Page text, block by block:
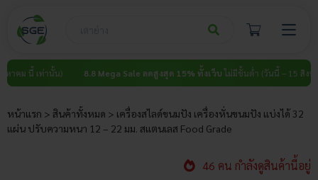
content
ท่านั้น) 8.8 Mega Sale ลดสูงสุด 15% ทั้งเว็บไม่มีขั้นต่ำ (วันนี้ – 15 สิงหาคม นี้ เท่
หน้าแรก > สินค้าทั้งหมด > เครื่องสไลด์ขนมปัง เครื่องหั่นขนมปัง แบ่งได้ 32
แผ่น ปรับความหนา 12 – 22 มม. สแตนเลส Food Grade
46 คน กำลังดูสินค้านี้อยู่